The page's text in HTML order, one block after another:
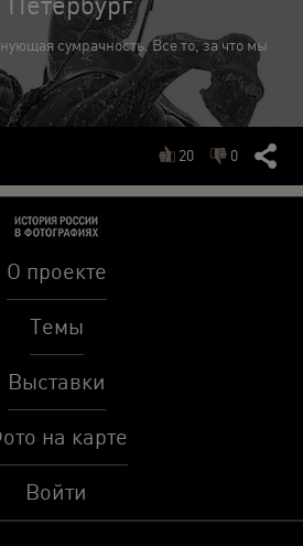
сумрачность. Все то, за что мы
20 0
О проекте
Темы
Выставки
на карте
Войти